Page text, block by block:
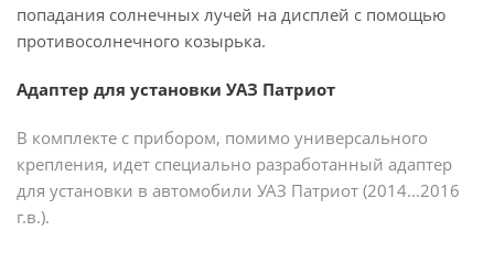
попадания солнечных лучей на дисплей с помощью
противосолнечного козырька.
Адаптер для установки УАЗ Патриот
В комплекте с прибором, помимо универсального
крепления, идет специально разработанный адаптер
для установки в автомобили УАЗ Патриот (2014...2016
г.в.).